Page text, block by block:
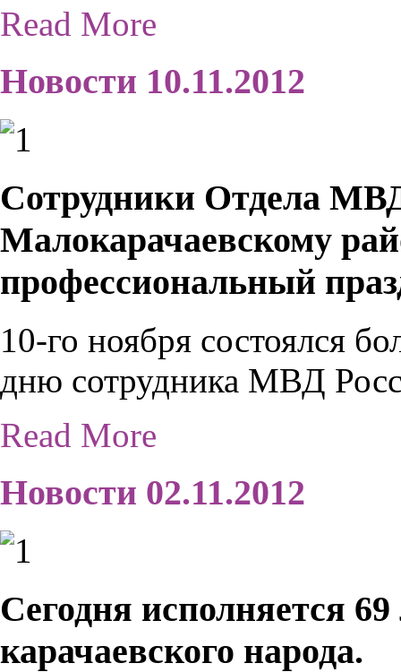
Read More
Новости 10.11.2012
Сотрудники Отдела
Малокарачаевскому
профессиональный
10-го ноября состоялся
дню сотрудника МВД
Read More
Новости 02.11.2012
Сегодня исполняется
карачаевского народа.